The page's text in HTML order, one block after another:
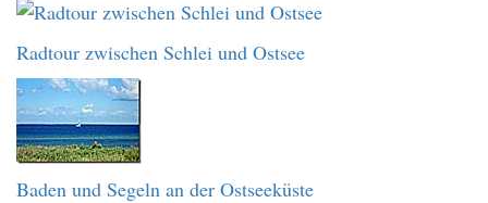
Radtour zwischen Schlei und Ostsee
Baden und Segeln an der Ostseeküste